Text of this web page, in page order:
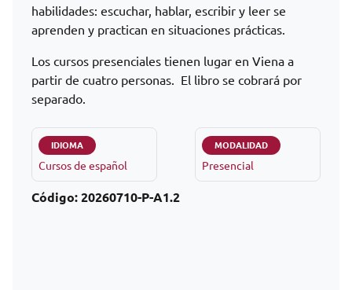
habilidades: escuchar, hablar, escribir y leer se
aprenden y practican en situaciones prácticas.
Los cursos presenciales tienen lugar en Viena a
partir de cuatro personas. El libro se cobrará por
separado.
IDIOMA
Cursos de español
MODALIDAD
Presencial
Código: 20260710-P-A1.2